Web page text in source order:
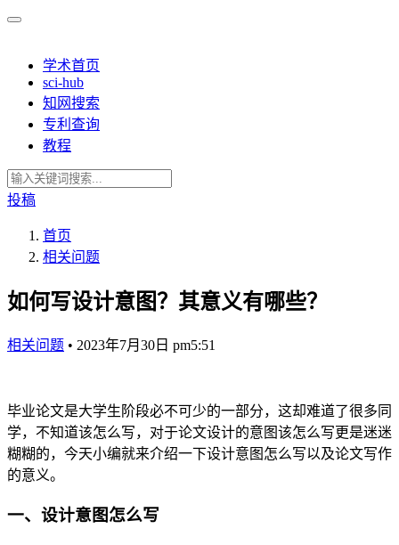
学术首页
sci-hub
知网搜索
专利查询
教程
投稿
首页
相关问题
如何写设计意图？其意义有哪些？
相关问题 • 2023年7月30日 pm5:51
毕业论文是大学生阶段必不可少的一部分，这却难道了很多同
学，不知道该怎么写，对于论文设计的意图该怎么写更是迷迷
糊糊的，今天小编就来介绍一下设计意图怎么写以及论文写作
的意义。
一、设计意图怎么写